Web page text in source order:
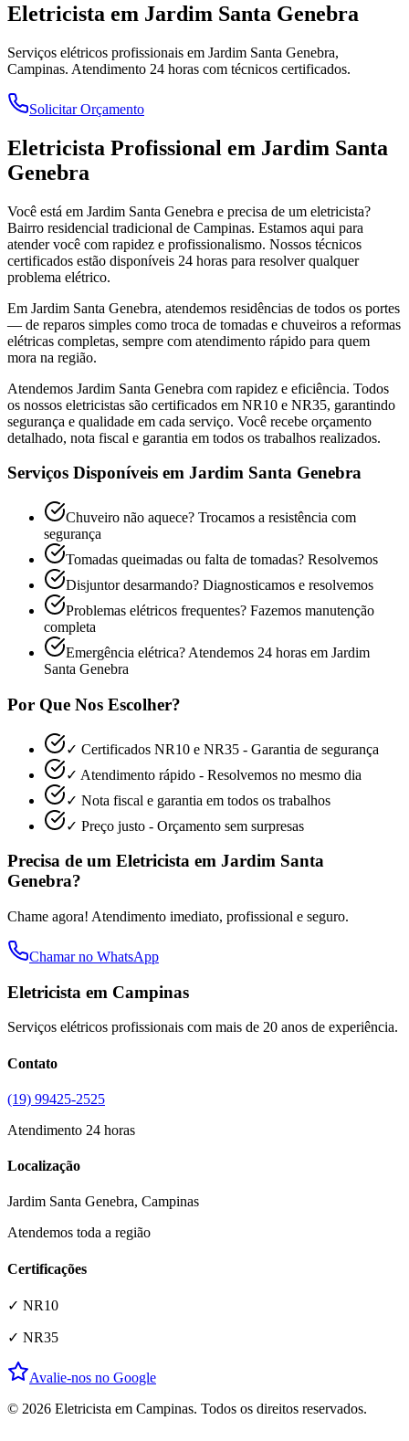
Eletricista em Jardim Santa Genebra
Serviços elétricos profissionais em Jardim Santa Genebra,
Campinas. Atendimento 24 horas com técnicos certificados.
Solicitar Orçamento
Eletricista Profissional em Jardim Santa
Genebra
Você está em Jardim Santa Genebra e precisa de um eletricista?
Bairro residencial tradicional de Campinas. Estamos aqui para
atender você com rapidez e profissionalismo. Nossos técnicos
certificados estão disponíveis 24 horas para resolver qualquer
problema elétrico.
Em Jardim Santa Genebra, atendemos residências de todos os portes
— de reparos simples como troca de tomadas e chuveiros a reformas
elétricas completas, sempre com atendimento rápido para quem
mora na região.
Atendemos Jardim Santa Genebra com rapidez e eficiência. Todos
os nossos eletricistas são certificados em NR10 e NR35, garantindo
segurança e qualidade em cada serviço. Você recebe orçamento
detalhado, nota fiscal e garantia em todos os trabalhos realizados.
Serviços Disponíveis em Jardim Santa Genebra
Chuveiro não aquece? Trocamos a resistência com
segurança
Tomadas queimadas ou falta de tomadas? Resolvemos
Disjuntor desarmando? Diagnosticamos e resolvemos
Problemas elétricos frequentes? Fazemos manutenção
completa
Emergência elétrica? Atendemos 24 horas em Jardim
Santa Genebra
Por Que Nos Escolher?
✓ Certificados NR10 e NR35 - Garantia de segurança
✓ Atendimento rápido - Resolvemos no mesmo dia
✓ Nota fiscal e garantia em todos os trabalhos
✓ Preço justo - Orçamento sem surpresas
Precisa de um Eletricista em Jardim Santa
Genebra?
Chame agora! Atendimento imediato, profissional e seguro.
Chamar no WhatsApp
Eletricista em Campinas
Serviços elétricos profissionais com mais de 20 anos de experiência.
Contato
(19) 99425-2525
Atendimento 24 horas
Localização
Jardim Santa Genebra, Campinas
Atendemos toda a região
Certificações
✓ NR10
✓ NR35
Avalie-nos no Google
© 2026 Eletricista em Campinas. Todos os direitos reservados.